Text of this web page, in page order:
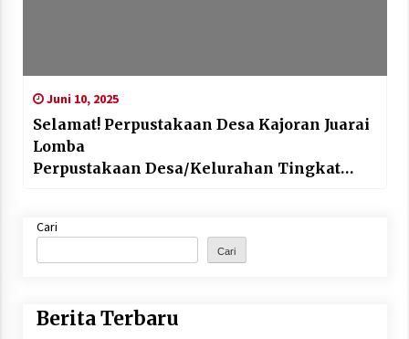
Juni 10, 2025
Selamat! Perpustakaan Desa Kajoran Juarai
Lomba
Perpustakaan Desa/Kelurahan Tingkat
Cari
Cari
Berita Terbaru